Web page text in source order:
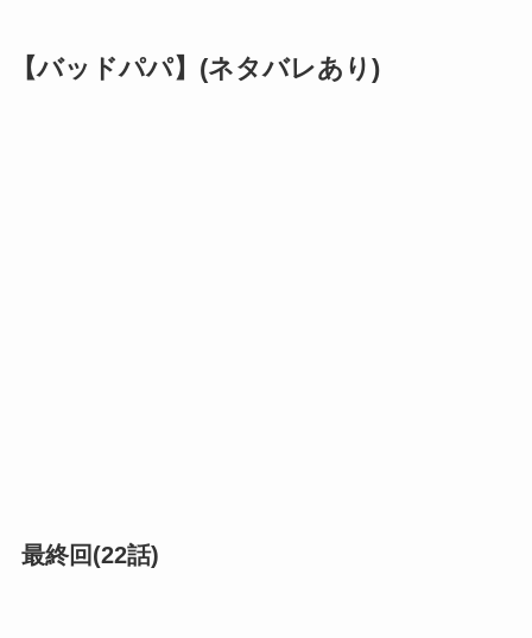
【バッドパパ】(ネタバレあり)
最終回(22話)